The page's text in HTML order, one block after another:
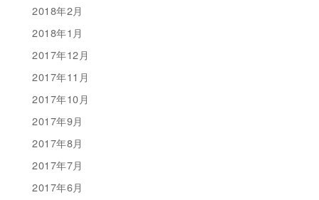
2018年2月
2018年1月
2017年12月
2017年11月
2017年10月
2017年9月
2017年8月
2017年7月
2017年6月